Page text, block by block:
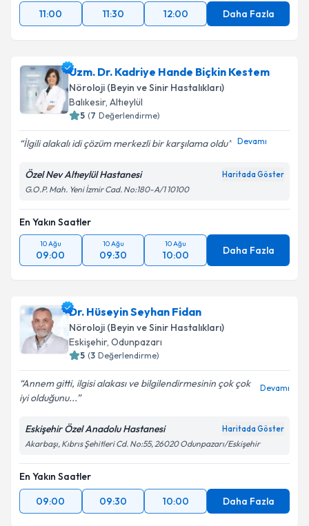
11:00
11:30 12:00 Daha Fazla
Uzm. Dr. Kadriye Hande Biçkin Kestem
Nöroloji (Beyin ve Sinir Hastalıkları)
Balıkesir, Altıeylül
5 (7 Değerlendirme)
İlgili alakalı idi çözüm merkezli bir karşılama oldu Devamı
Özel Nev Altıeylül Hastanesi Haritada Göster
G.O.P. Mah. Yeni İzmir Cad. No:180-A/1 10100
En Yakın Saatler
10 Ağu
09:00
10 Ağu
09:30
10 Ağu
10:00 Daha Fazla
Dr. Hüseyin Seyhan Fidan
Nöroloji (Beyin ve Sinir Hastalıkları)
Eskişehir, Odunpazarı
5 (3 Değerlendirme)
Annem gitti, ilgisi alakası ve bilgilendirmesinin çok çok
iyi olduğunu...
Devamı
Eskişehir Özel Anadolu Hastanesi Haritada Göster
Akarbaşı, Kıbrıs Şehitleri Cd. No:55, 26020 Odunpazarı/Eskişehir
En Yakın Saatler
09:00
09:30 10:00 Daha Fazla